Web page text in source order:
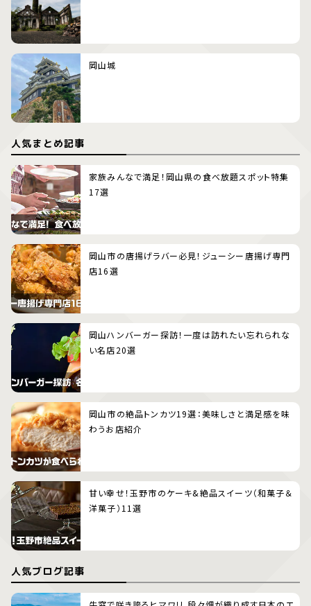
岡山城
人気まとめ記事
家族みんなで満足！岡山県の食べ放題スポット特集
17選
岡山市の唐揚げラバー必見！ジューシー唐揚げ専門
店16選
岡山ハンバーガー探訪！一度は訪れたい忘れられな
い名店20選
岡山市の絶品トンカツ19選：美味しさと満足感を味
わうお店紹介
甘い幸せ！玉野市のケーキ&絶品スイーツ（和菓子＆
洋菓子）11選
人気ブログ記事